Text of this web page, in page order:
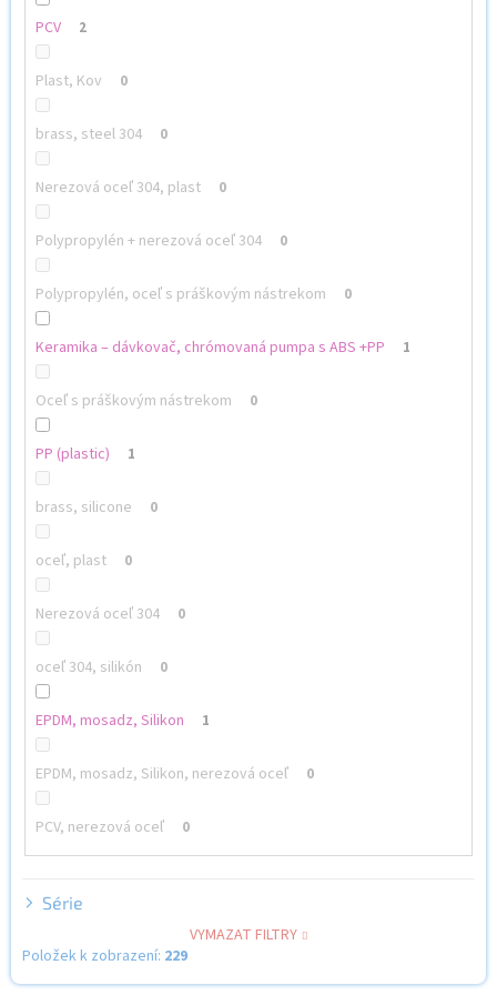
PCV 2
Plast, Kov 0
brass, steel 304 0
Nerezová oceľ 304, plast 0
Polypropylén + nerezová oceľ 304 0
Polypropylén, oceľ s práškovým nástrekom 0
Keramika – dávkovač, chrómovaná pumpa s ABS +PP 1
Oceľ s práškovým nástrekom 0
PP (plastic) 1
brass, silicone 0
oceľ, plast 0
Nerezová oceľ 304 0
oceľ 304, silikón 0
EPDM, mosadz, Silikon 1
EPDM, mosadz, Silikon, nerezová oceľ 0
PCV, nerezová oceľ 0
Série
VYMAZAT FILTRY
Položek k zobrazení: 229